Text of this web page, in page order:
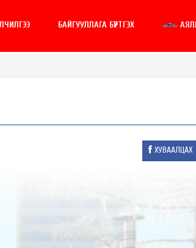
БАЙГУУЛЛАГА БҮРТГЭХ
ХУВААЛЦАХ